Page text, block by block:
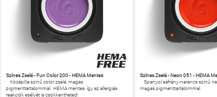
Színes Zselé - Fun Color 200 - HEMA Mentes:
Középlila színű color zselé, magas
pigmenttartalommal. HEMA mentes, így az allergiás
reakciók esélyét is csökkentheted!
Színes Zselé - Neon 051 - HEMA
Spanyol sáfrány-narancs színű
magas pigmenttartalommal.